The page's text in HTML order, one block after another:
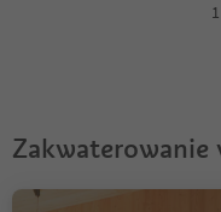
Zakwaterowanie